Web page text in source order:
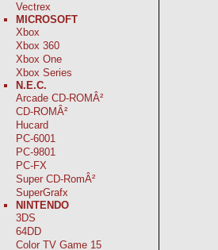
Vectrex
MICROSOFT
Xbox
Xbox 360
Xbox One
Xbox Series
N.E.C.
Arcade CD-ROMÂ²
CD-ROMÂ²
Hucard
PC-6001
PC-9801
PC-FX
Super CD-RomÂ²
SuperGrafx
NINTENDO
3DS
64DD
Color TV Game 15